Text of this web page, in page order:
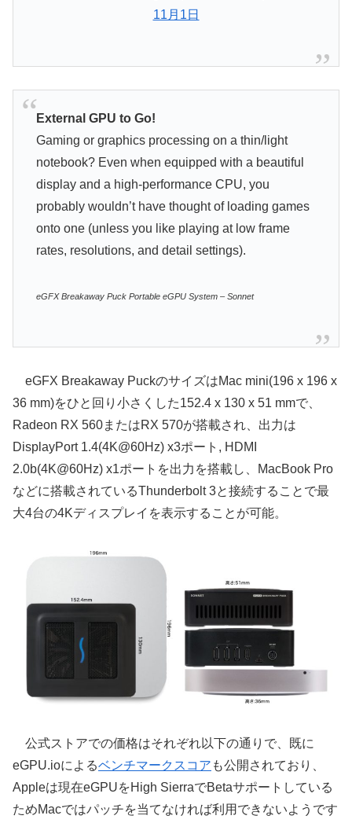
11月1日
External GPU to Go!
Gaming or graphics processing on a thin/light
notebook? Even when equipped with a beautiful
display and a high-performance CPU, you
probably wouldn’t have thought of loading games
onto one (unless you like playing at low frame
rates, resolutions, and detail settings).
eGFX Breakaway Puck Portable eGPU System – Sonnet
eGFX Breakaway PuckのサイズはMac mini(196 x 196 x
36 mm)をひと回り小さくした152.4 x 130 x 51 mmで、
Radeon RX 560またはRX 570が搭載され、出力は
DisplayPort 1.4(4K@60Hz) x3ポート, HDMI
2.0b(4K@60Hz) x1ポートを出力を搭載し、MacBook Pro
などに搭載されているThunderbolt 3と接続することで最
大4台の4Kディスプレイを表示することが可能。
公式ストアでの価格はそれぞれ以下の通りで、既に
eGPU.ioによるベンチマークスコア も公開されており、
Appleは現在eGPUをHigh SierraでBetaサポートしている
ためMacではパッチを当てなければ利用できないようです